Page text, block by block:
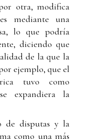
otra, modifica
mediante una
lo que podría
diciendo que
de la que la
ejemplo, que el
tuvo como
expandiera la
de disputas y la
como una más